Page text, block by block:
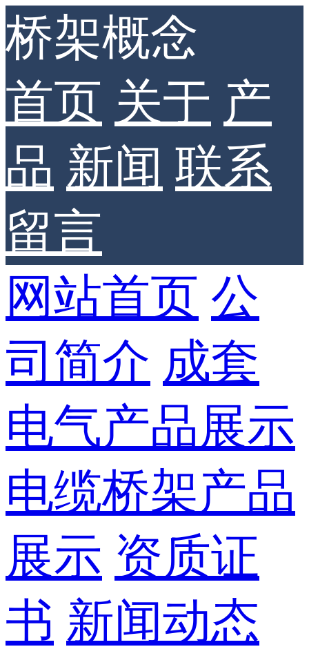
桥架概念
首页 关于 产
品 新闻 联系
留言
网站首页 公
司简介 成套
电气产品展示
电缆桥架产品
展示 资质证
书 新闻动态